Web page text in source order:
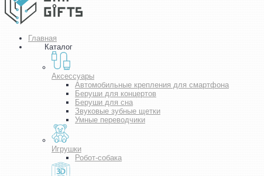
Главная
Каталог
Аксессуары
Автомобильные крепления для смартфона
Беруши для концертов
Беруши для сна
Звуковые зубные щетки
Умные переводчики
Игрушки
Робот-собака